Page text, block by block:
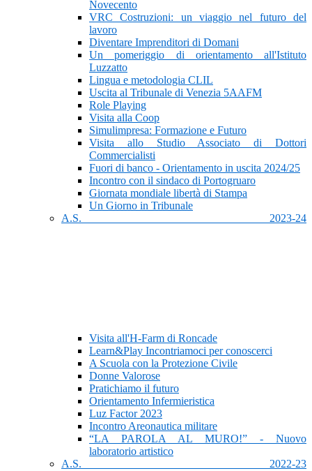
Novecento
VRC Costruzioni: un viaggio nel futuro del
lavoro
Diventare Imprenditori di Domani
Un pomeriggio di orientamento all'Istituto
Luzzatto
Lingua e metodologia CLIL
Uscita al Tribunale di Venezia 5AAFM
Role Playing
Visita alla Coop
Simulimpresa: Formazione e Futuro
Visita allo Studio Associato di Dottori
Commercialisti
Fuori di banco - Orientamento in uscita 2024/25
Incontro con il sindaco di Portogruaro
Giornata mondiale libertà di Stampa
Un Giorno in Tribunale
A.S. 2023-24
Visita all'H-Farm di Roncade
Learn&Play Incontriamoci per conoscerci
A Scuola con la Protezione Civile
Donne Valorose
Pratichiamo il futuro
Orientamento Infermieristica
Luz Factor 2023
Incontro Areonautica militare
“LA PAROLA AL MURO!” - Nuovo
laboratorio artistico
A.S. 2022-23